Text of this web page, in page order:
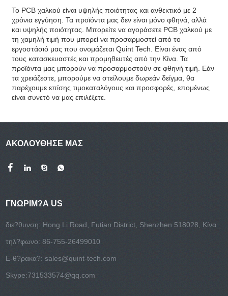
Το PCB χαλκού είναι υψηλής ποιότητας και ανθεκτικό με 2
χρόνια εγγύηση. Τα προϊόντα μας δεν είναι μόνο φθηνά, αλλά
και υψηλής ποιότητας. Μπορείτε να αγοράσετε PCB χαλκού με
τη χαμηλή τιμή που μπορεί να προσαρμοστεί από το
εργοστάσιό μας που ονομάζεται Quint Tech. Είναι ένας από
τους κατασκευαστές και προμηθευτές από την Κίνα. Τα
προϊόντα μας μπορούν να προσαρμοστούν σε φθηνή τιμή. Εάν
τα χρειάζεστε, μπορούμε να στείλουμε δωρεάν δείγμα, θα
παρέχουμε επίσης τιμοκαταλόγους και προσφορές, επομένως
είναι συνετό να μας επιλέξετε.
ΑΚΟΛΟΥΘΗΣΕ ΜΑΣ
ΓΝΩΡΙΜ?Α US
διε?θυνση: Hong Li Road, Futian District, Shenzhen 518028, Κίνα
τηλ?φωνο: 86-755-26499010
E-θ?ρακα?:sales@quint-tech.com
Skype:731533574@qq.com